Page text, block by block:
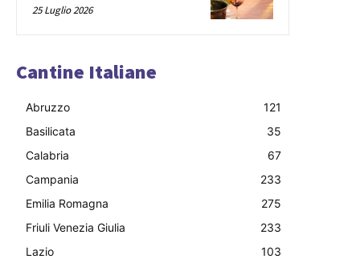
25 Luglio 2026
Cantine Italiane
Abruzzo
121
Basilicata
35
Calabria
67
Campania
233
Emilia Romagna
275
Friuli Venezia Giulia
233
Lazio
103